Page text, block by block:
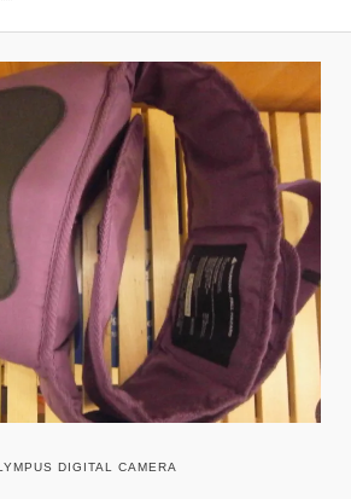
DIGITAL CAMERA